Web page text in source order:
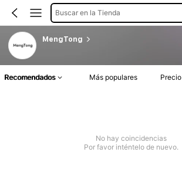
Buscar en la Tienda
MengTong
Recomendados Más populares Precio
No hay coincidencias
Por favor inténtelo de nuevo.